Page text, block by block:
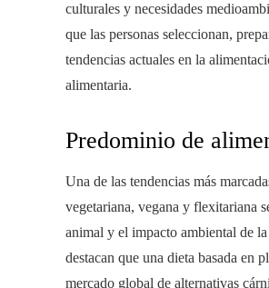
culturales y necesidades
que las personas seleccionan,
tendencias actuales en la
alimentaria.
Predominio de
Una de las tendencias más
vegetariana, vegana y flexitariana
animal y el impacto ambiental de
destacan que una dieta basada en
mercado global de alternativas